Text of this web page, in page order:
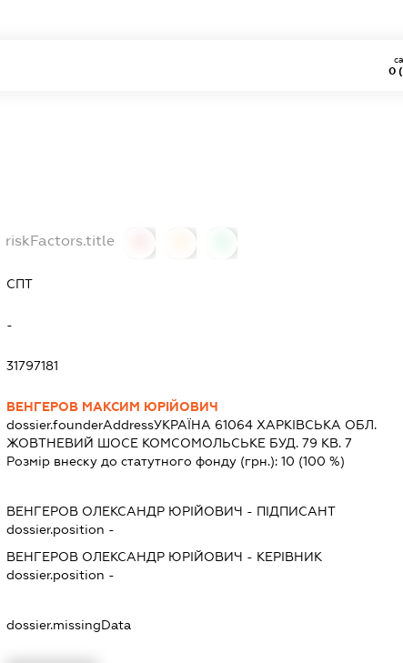
0
riskFactors.title
СПТ
-
31797181
ВЕНГЕРОВ МАКСИМ ЮРІЙОВИЧ
dossier.founderAddressУКРАЇНА 61064 ХАРКIВСЬКА ОБЛ.
ЖОВТНЕВИЙ ШОСЕ КОМСОМОЛЬСЬКЕ БУД. 79 КВ. 7
Розмір внеску до статутного фонду (грн.): 10 (100 %)
ВЕНГЕРОВ ОЛЕКСАНДР ЮРІЙОВИЧ - ПІДПИСАНТ
dossier.position -
ВЕНГЕРОВ ОЛЕКСАНДР ЮРІЙОВИЧ - КЕРІВНИК
dossier.position -
dossier.missingData